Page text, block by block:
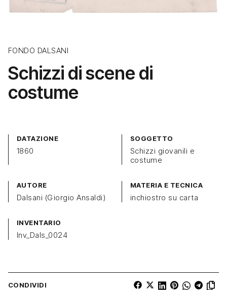
FONDO DALSANI
Schizzi di scene di
costume
DATAZIONE
1860
SOGGETTO
Schizzi giovanili e
costume
AUTORE
Dalsani (Giorgio Ansaldi)
MATERIA E TECNICA
inchiostro su carta
INVENTARIO
Inv_Dals_0024
CONDIVIDI